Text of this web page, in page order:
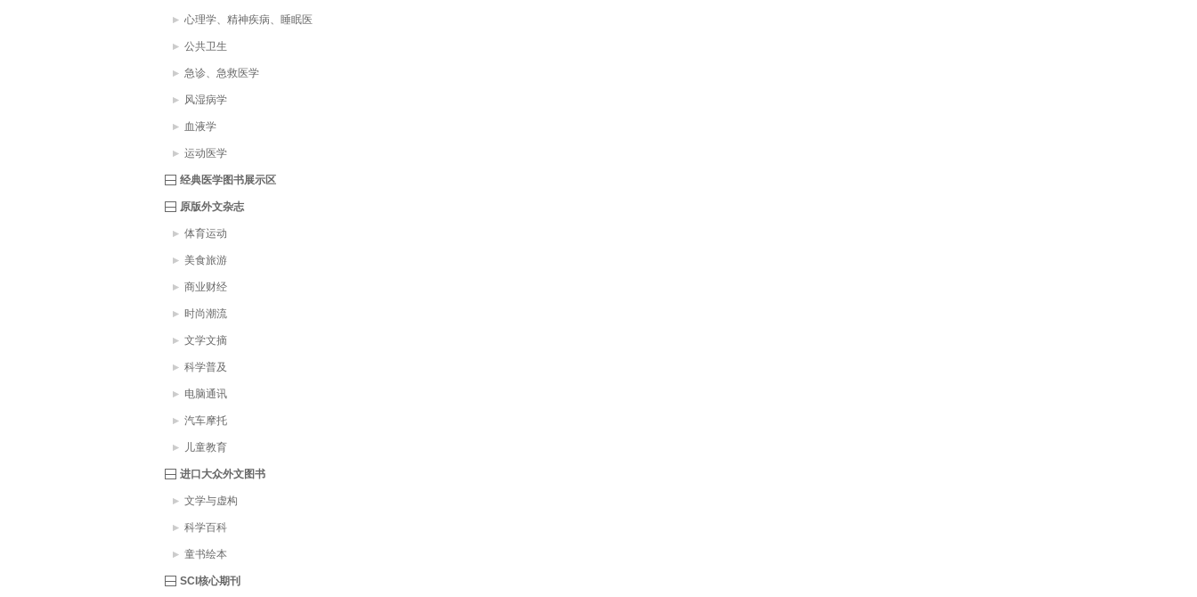
部疾病
心理学、精神疾病、睡眠医
学
公共卫生
急诊、急救医学
风湿病学
血液学
运动医学
经典医学图书展示区
原版外文杂志
体育运动
美食旅游
商业财经
时尚潮流
文学文摘
科学普及
电脑通讯
汽车摩托
儿童教育
进口大众外文图书
文学与虚构
科学百科
童书绘本
SCI核心期刊